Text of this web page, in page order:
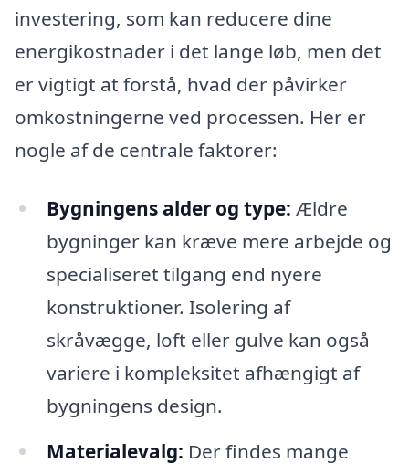
investering, som kan reducere dine
energikostnader i det lange løb, men det
er vigtigt at forstå, hvad der påvirker
omkostningerne ved processen. Her er
nogle af de centrale faktorer:
Bygningens alder og type: Ældre
bygninger kan kræve mere arbejde og
specialiseret tilgang end nyere
konstruktioner. Isolering af
skråvægge, loft eller gulve kan også
variere i kompleksitet afhængigt af
bygningens design.
Materialevalg: Der findes mange